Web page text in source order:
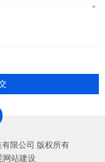
限公司 版权所有
网站建设